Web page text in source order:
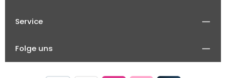
Service
Folge uns